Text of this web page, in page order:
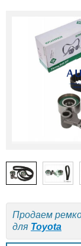
Продаем
для Toyota